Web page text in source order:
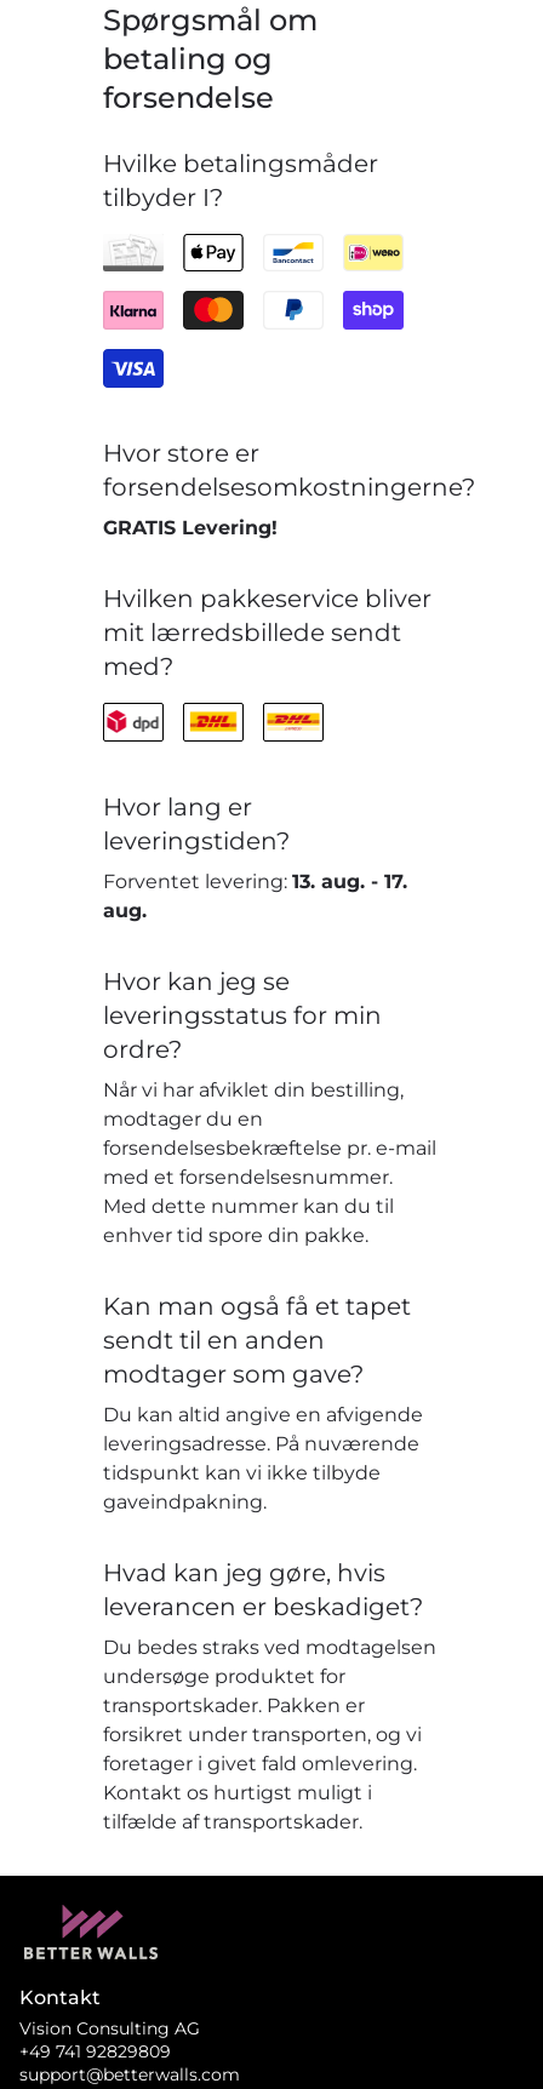
Spørgsmål om
betaling og
forsendelse
Hvilke betalingsmåder
tilbyder I?
Hvor store er
forsendelsesomkostningerne?
GRATIS Levering!
Hvilken pakkeservice bliver
mit lærredsbillede sendt
med?
Hvor lang er
leveringstiden?
Forventet levering:13. aug. -17.
aug.
Hvor kan jeg se
leveringsstatus for min
ordre?
Når vi har afviklet din bestilling,
modtager du en
forsendelsesbekræftelse pr. e-mail
med et forsendelsesnummer.
Med dette nummer kan du til
enhver tid spore din pakke.
Kan man også få et tapet
sendt til en anden
modtager som gave?
Du kan altid angive en afvigende
leveringsadresse. På nuværende
tidspunkt kan vi ikke tilbyde
gaveindpakning.
Hvad kan jeg gøre, hvis
leverancen er beskadiget?
Du bedes straks ved modtagelsen
undersøge produktet for
transportskader. Pakken er
forsikret under transporten, og vi
foretager i givet fald omlevering.
Kontakt os hurtigst muligt i
tilfælde af transportskader.
Kontakt
Vision Consulting AG
+49 741 92829809
support@betterwalls.com